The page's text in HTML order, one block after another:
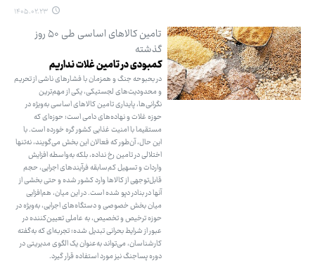
۱۴۰۵.۰۲.۲۳
تامین کالاهای اساسی طی ۵۰ روز
گذشته
کمبودی در تامین غلات نداریم
در بحبوحه جنگ و همزمان با فشارهای ناشی از تحریم
و محدودیت‌های لجستیکی، یکی از مهم‌ترین
نگرانی‌ها، پایداری تامین کالاهای اساسی به‌ویژه در
حوزه غلات و نهاده‌های دامی است؛ حوزه‌ای که
مستقیما با امنیت غذایی کشور گره خورده است. با
این حال، آن‌طور که فعالان این بخش می‌گویند، نه‌تنها
اختلالی در تامین رخ نداده، بلکه به‌واسطه افزایش
واردات و تسهیل کم‌سابقه فرآیندهای اجرایی، حجم
قابل‌توجهی از کالاها وارد کشور شده و حتی بخشی از
آنها در بنادر دپو شده است. در این میان، هم‌افزایی
میان بخش خصوصی و دستگاه‌های اجرایی، به‌ویژه در
حوزه ترخیص و تخصیص، به عاملی تعیین‌کننده در
عبور از شرایط بحرانی تبدیل شده؛ تجربه‌ای که به‌گفته
کارشناسان، می‌تواند به‌عنوان یک الگوی مدیریتی در
دوره پساجنگ نیز مورد استفاده قرار گیرد.